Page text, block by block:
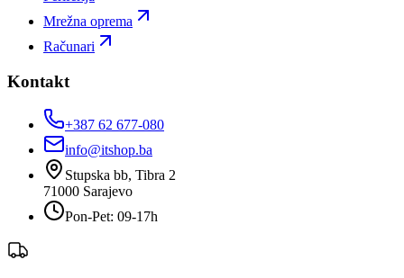
Mrežna oprema
Računari
Kontakt
+387 62 677-080
info@itshop.ba
Stupska bb, Tibra 2
71000 Sarajevo
Pon-Pet: 09-17h